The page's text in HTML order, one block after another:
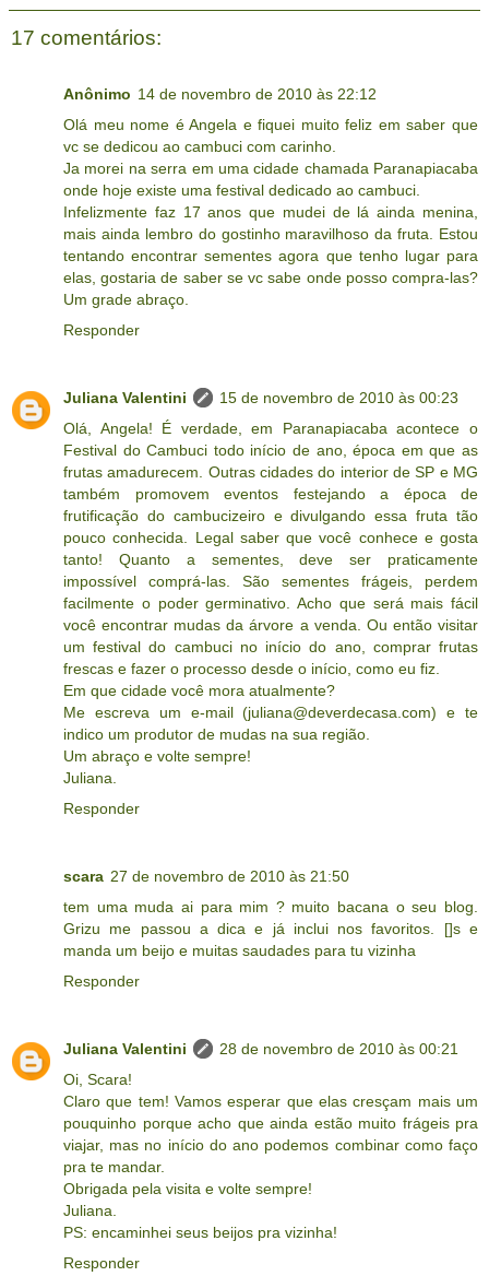
17 comentários:
Anônimo 14 de novembro de 2010 às 22:12
Olá meu nome é Angela e fiquei muito feliz em saber que
vc se dedicou ao cambuci com carinho.
Ja morei na serra em uma cidade chamada Paranapiacaba
onde hoje existe uma festival dedicado ao cambuci.
Infelizmente faz 17 anos que mudei de lá ainda menina,
mais ainda lembro do gostinho maravilhoso da fruta. Estou
tentando encontrar sementes agora que tenho lugar para
elas, gostaria de saber se vc sabe onde posso compra-las?
Um grade abraço.
Responder
Juliana Valentini
15 de novembro de 2010 às 00:23
Olá, Angela! É verdade, em Paranapiacaba acontece o
Festival do Cambuci todo início de ano, época em que as
frutas amadurecem. Outras cidades do interior de SP e MG
também promovem eventos festejando a época de
frutificação do cambucizeiro e divulgando essa fruta tão
pouco conhecida. Legal saber que você conhece e gosta
tanto! Quanto a sementes, deve ser praticamente
impossível comprá-las. São sementes frágeis, perdem
facilmente o poder germinativo. Acho que será mais fácil
você encontrar mudas da árvore a venda. Ou então visitar
um festival do cambuci no início do ano, comprar frutas
frescas e fazer o processo desde o início, como eu fiz.
Em que cidade você mora atualmente?
Me escreva um e-mail (juliana@deverdecasa.com) e te
indico um produtor de mudas na sua região.
Um abraço e volte sempre!
Juliana.
Responder
scara 27 de novembro de 2010 às 21:50
tem uma muda ai para mim ? muito bacana o seu blog.
Grizu me passou a dica e já inclui nos favoritos. []s e
manda um beijo e muitas saudades para tu vizinha
Responder
Juliana Valentini
28 de novembro de 2010 às 00:21
Oi, Scara!
Claro que tem! Vamos esperar que elas cresçam mais um
pouquinho porque acho que ainda estão muito frágeis pra
viajar, mas no início do ano podemos combinar como faço
pra te mandar.
Obrigada pela visita e volte sempre!
Juliana.
PS: encaminhei seus beijos pra vizinha!
Responder